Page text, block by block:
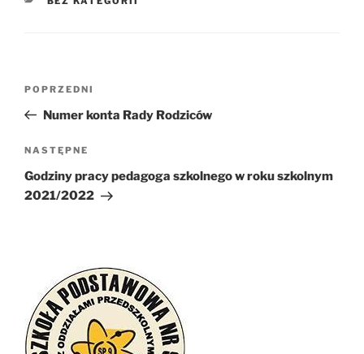
Poprzedni
wpis
POPRZEDNI
Numer konta Rady Rodziców
Następny
wpis
NASTĘPNE
Godziny pracy pedagoga szkolnego w roku szkolnym
2021/2022